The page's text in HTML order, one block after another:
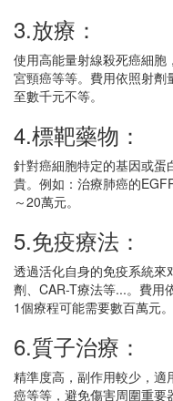
3.放療：
使用高能量射線殺死癌細
宮頸癌等等。費用依照射
至數千元不等。
4.標靶藥物：
針對癌細胞特定的基因或蛋
貴。例如：治療肺癌的
～20萬元。
5.免疫療法：
透過活化自身的免疫系統來
劑、CAR-T療法等...。費用
1個療程可能需要數百萬元。
6.質子治療：
精準度高，副作用較少，適
癌等等，避免傷害周圍重要